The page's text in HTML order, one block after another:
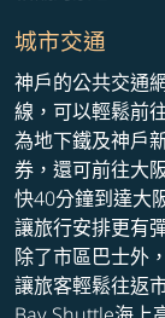
城市交通
神戶的公共交通
線，可以輕鬆前
為地下鐵及神戶
券，還可前往大
快40分鐘到達大
讓旅行安排更有
除了市區巴士外
讓旅客輕鬆往返